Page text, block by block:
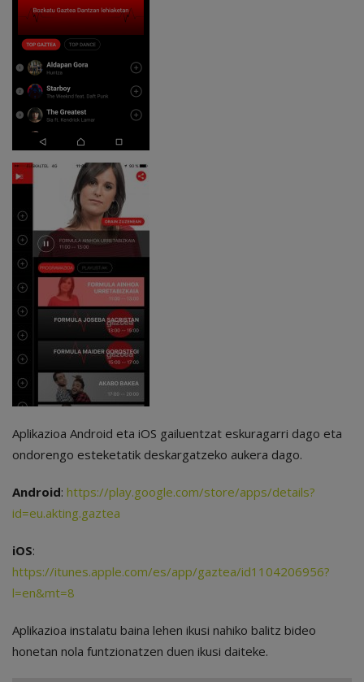
Aplikazioa Android eta iOS gailuentzat eskuragarri dago eta
ondorengo esteketatik deskargatzeko aukera dago.
Android: https://play.google.com/store/apps/details?
id=eu.akting.gaztea
iOS:
https://itunes.apple.com/es/app/gaztea/id1104206956?
l=en&mt=8
Aplikazioa instalatu baina lehen ikusi nahiko balitz bideo
honetan nola funtzionatzen duen ikusi daiteke.